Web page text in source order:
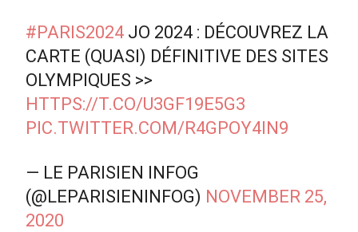
#PARIS2024 JO 2024 : DÉCOUVREZ LA
CARTE (QUASI) DÉFINITIVE DES SITES
OLYMPIQUES >>
HTTPS://T.CO/U3GF19E5G3
PIC.TWITTER.COM/R4GPOY4IN9
— LE PARISIEN INFOG
(@LEPARISIENINFOG) NOVEMBER 25,
2020